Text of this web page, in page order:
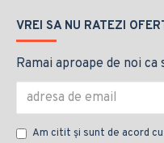
VREI SA NU RATEZI
Ramai aproape de noi
Am citit şi sunt de acord cu